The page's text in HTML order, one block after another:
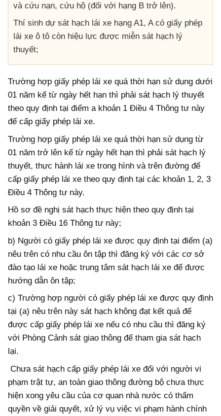
và cứu nạn, cứu hộ (đối với hạng B trở lên).
Thí sinh dự sát hạch lái xe hạng A1, A có giấy phép
lái xe ô tô còn hiệu lực được miễn sát hạch lý
thuyết;
Trường hợp giấy phép lái xe quá thời hạn sử dụng dưới
01 năm kể từ ngày hết hạn thì phải sát hạch lý thuyết
theo quy định tại điểm a khoản 1 Điều 4 Thông tư này
để cấp giấy phép lái xe.
Trường hợp giấy phép lái xe quá thời hạn sử dụng từ
01 năm trở lên kể từ ngày hết hạn thì phải sát hạch lý
thuyết, thực hành lái xe trong hình và trên đường để
cấp giấy phép lái xe theo quy định tại các khoản 1, 2, 3
Điều 4 Thông tư này.
Hồ sơ đề nghị sát hạch thực hiện theo quy định tại
khoản 3 Điều 16 Thông tư này;
b) Người có giấy phép lái xe được quy định tại điểm (a)
nêu trên có nhu cầu ôn tập thì đăng ký với các cơ sở
đào tạo lái xe hoặc trung tâm sát hạch lái xe để được
hướng dẫn ôn tập;
c) Trường hợp người có giấy phép lái xe được quy định
tại (a) nêu trên này sát hạch không đạt kết quả để
được cấp giấy phép lái xe nếu có nhu cầu thì đăng ký
với Phòng Cảnh sát giao thông để tham gia sát hạch
lại.
Chưa sát hạch cấp giấy phép lái xe đối với người vi
phạm trật tự, an toàn giao thông đường bộ chưa thực
hiện xong yêu cầu của cơ quan nhà nước có thẩm
quyền về giải quyết, xử lý vụ việc vi phạm hành chính